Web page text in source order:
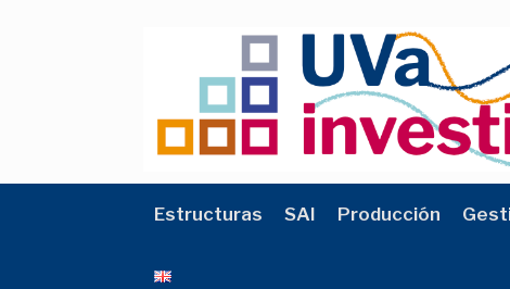
Estructuras SAI Producción